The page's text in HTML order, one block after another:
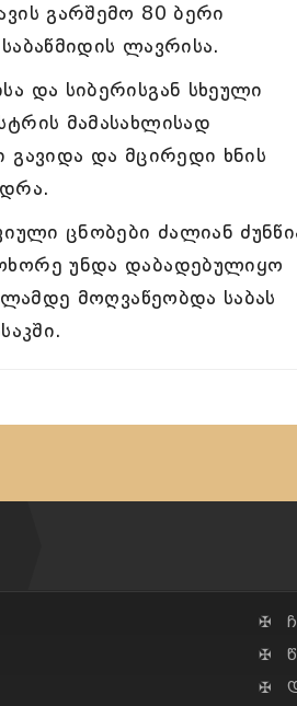
გარშემო 80 ბერი
ლავრისა.
და სიბერისგან სხეული
მამასახლისად
და მცირედი ხნის
ცნობები ძალიან
უნდა დაბადებულიყო
მოღვაწეობდა საბას
✠
✠
✠